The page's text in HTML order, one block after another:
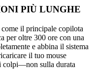
PIÙ LUNGHE
il principale copilota
per oltre 300 ore con una
e abbina il sistema
il tuo mouse
colpi—non sulla durata